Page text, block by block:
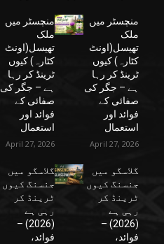
منچسٹر میں
ملک
تھیسل(اونٹ
کٹارہ) کیوں
ٹرینڈ کر رہا
ہے – جگر کی
صفائی کے
فوائد اور
استعمال
April 27, 2026
گلاسگو میں
جنسنگ کیوں
ٹرینڈ کر
رہی ہے
(2026) –
فوائد،
منچسٹر میں
ملک
تھیسل(اونٹ
کٹارہ) کیوں
ٹرینڈ کر رہا
ہے – جگر کی
صفائی کے
فوائد اور
استعمال
April 27, 2026
گلاسگو میں
جنسنگ کیوں
ٹرینڈ کر
رہی ہے
(2026) –
فوائد،